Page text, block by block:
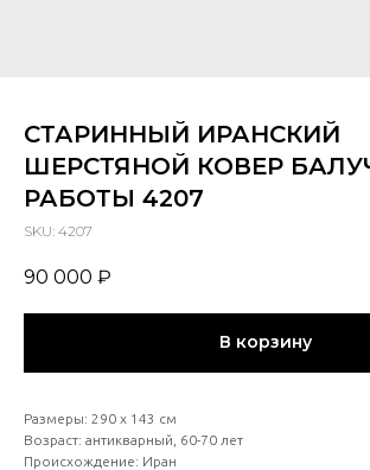
СТАРИННЫЙ ИРАНСКИЙ
ШЕРСТЯНОЙ КОВЕР
РАБОТЫ 4207
SKU: 4207
90 000 ₽
В корзину
Размеры: 290 х 143 см
Возраст: антикварный, 60-70 лет
Происхождение: Иран